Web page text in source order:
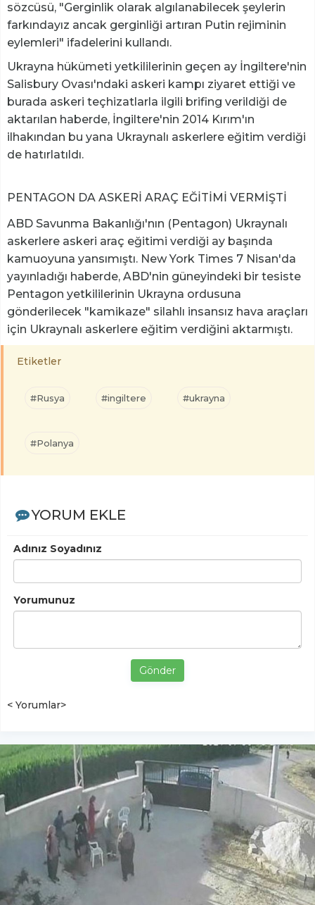
sözcüsü, "Gerginlik olarak algılanabilecek şeylerin
farkındayız ancak gerginliği artıran Putin rejiminin
eylemleri" ifadelerini kullandı.
Ukrayna hükümeti yetkililerinin geçen ay İngiltere'nin
Salisbury Ovası'ndaki askeri kampı ziyaret ettiği ve
burada askeri teçhizatlarla ilgili brifing verildiği de
aktarılan haberde, İngiltere'nin 2014 Kırım'ın
ilhakından bu yana Ukraynalı askerlere eğitim verdiği
de hatırlatıldı.
PENTAGON DA ASKERİ ARAÇ EĞİTİMİ VERMİŞTİ
ABD Savunma Bakanlığı'nın (Pentagon) Ukraynalı
askerlere askeri araç eğitimi verdiği ay başında
kamuoyuna yansımıştı. New York Times 7 Nisan'da
yayınladığı haberde, ABD'nin güneyindeki bir tesiste
Pentagon yetkililerinin Ukrayna ordusuna
gönderilecek "kamikaze" silahlı insansız hava araçları
için Ukraynalı askerlere eğitim verdiğini aktarmıştı.
Etiketler
#Rusya #ingiltere #ukrayna
#Polanya
YORUM EKLE
Adınız Soyadınız
Yorumunuz
Gönder
< Yorumlar>